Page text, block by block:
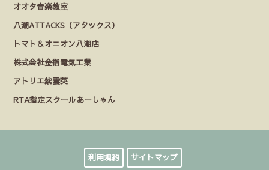
オオタ音楽教室
八潮ATTACKS（アタックス）
トマト＆オニオン八潮店
株式会社金指電気工業
アトリエ紫雲英
RTA指定スクールあーしゃん
利用規約 サイトマップ